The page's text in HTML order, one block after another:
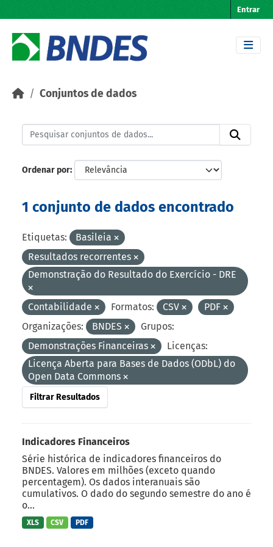
Entrar
Conjuntos de dados
Ordenar por
1 conjunto de dados encontrado
Etiquetas:
Basileia
Resultados recorrentes
Demonstração do Resultado do Exercício - DRE
Contabilidade Formatos: CSV
PDF
Organizações:
BNDES
Grupos:
Demonstrações Financeiras
Licenças:
Licença Aberta para Bases de Dados (ODbL) do
Open Data Commons
Filtrar Resultados
Indicadores Financeiros
Série histórica de indicadores financeiros do
BNDES. Valores em milhões (exceto quando
percentagem). Os dados interanuais são
cumulativos. O dado do segundo semestre do ano é
o...
XLS CSV PDF